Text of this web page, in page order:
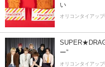
い
オリコンタイアッ
ー”
オリコンタイアッ